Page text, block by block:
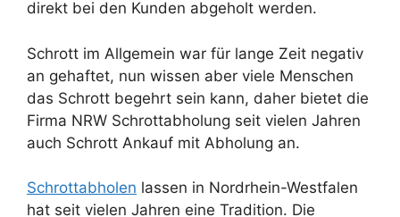
direkt bei den Kunden abgeholt werden.
Schrott im Allgemein war für lange Zeit negativ
an gehaftet, nun wissen aber viele Menschen
das Schrott begehrt sein kann, daher bietet die
Firma NRW Schrottabholung seit vielen Jahren
auch Schrott Ankauf mit Abholung an.
Schrottabholen lassen in Nordrhein-Westfalen
hat seit vielen Jahren eine Tradition. Die